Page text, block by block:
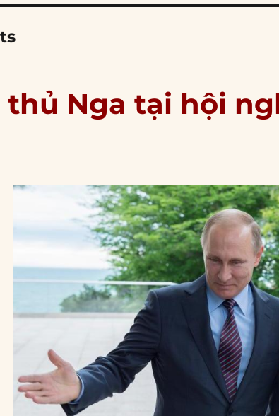
thủ Nga tại hội